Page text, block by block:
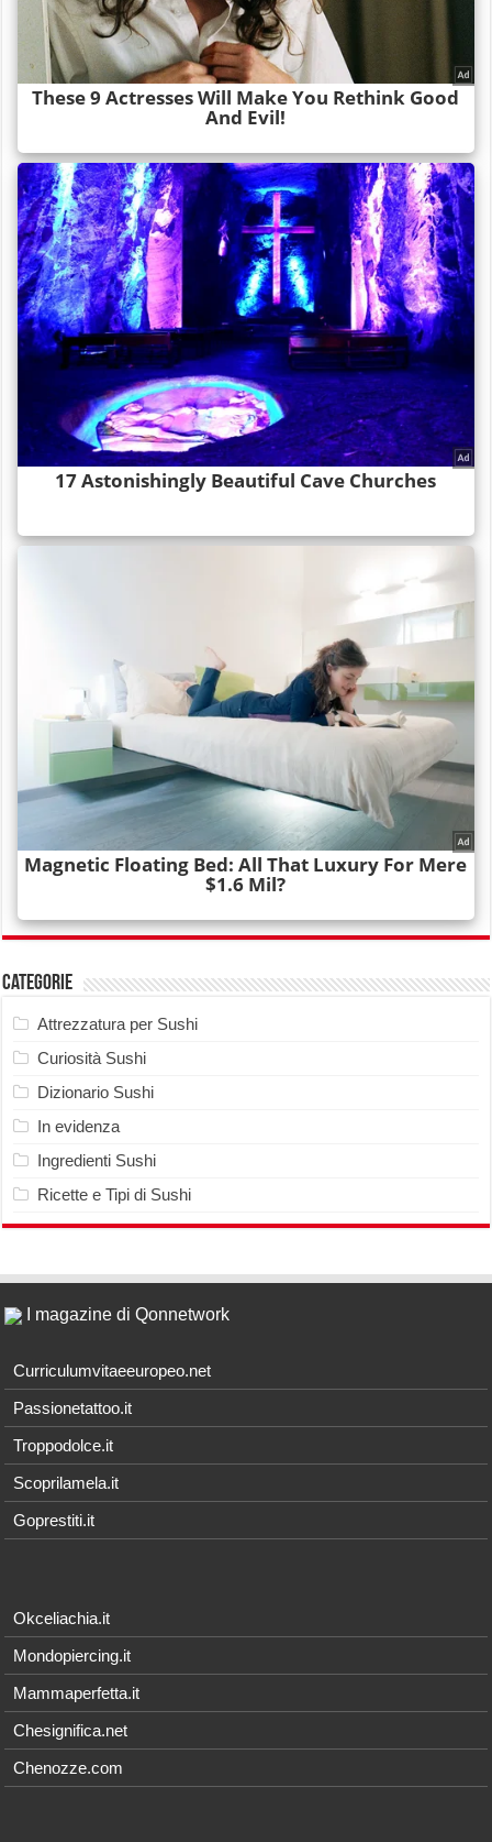
Categorie
Attrezzatura per Sushi
Curiosità Sushi
Dizionario Sushi
In evidenza
Ingredienti Sushi
Ricette e Tipi di Sushi
I magazine di Qonnetwork
Curriculumvitaeeuropeo.net
Passionetattoo.it
Troppodolce.it
Scoprilamela.it
Goprestiti.it
Okceliachia.it
Mondopiercing.it
Mammaperfetta.it
Chesignifica.net
Chenozze.com